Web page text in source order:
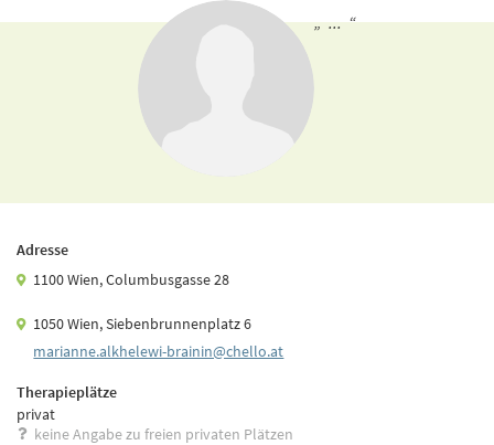
„ ... “
Adresse
1100 Wien, Columbusgasse 28
1050 Wien, Siebenbrunnenplatz 6
marianne.­alkhelewi-­brainin@chello.­at
Therapieplätze
privat
keine Angabe zu freien privaten Plätzen